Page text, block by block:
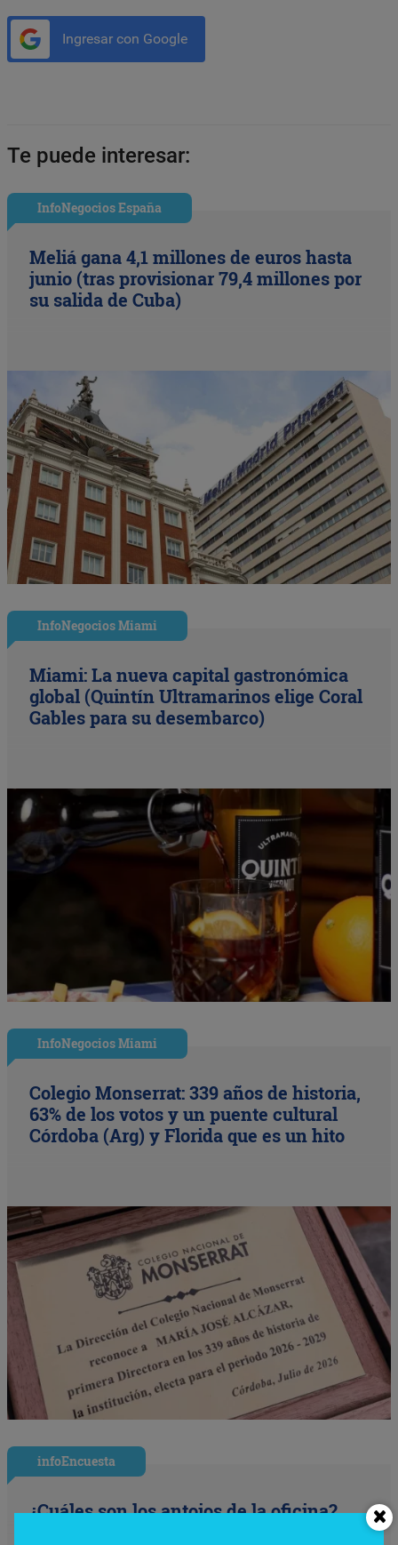
Ingresar con Google
Te puede interesar:
InfoNegocios España
Meliá gana 4,1 millones de euros hasta
junio (tras provisionar 79,4 millones por
su salida de Cuba)
InfoNegocios Miami
Miami: La nueva capital gastronómica
global (Quintín Ultramarinos elige Coral
Gables para su desembarco)
InfoNegocios Miami
Colegio Monserrat: 339 años de historia,
63% de los votos y un puente cultural
Córdoba (Arg) y Florida que es un hito
infoEncuesta
¿Cuáles son los antojos de la oficina?